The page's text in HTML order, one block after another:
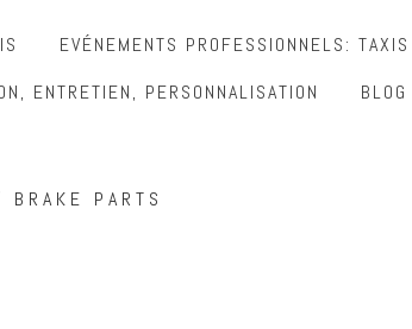
EVÉNEMENTS PROFESSIONNELS:
ENTRETIEN, PERSONNALISATION
BRAKE PARTS